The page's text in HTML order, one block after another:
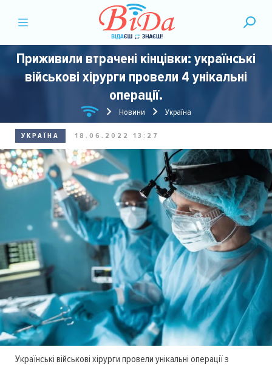
Приживили втрачені кінцівки: українські
військові хірурги провели 4 унікальні
операції.
Новини Україна
УКРАЇНА 18.06.2022 13:27
Українські військові хірурги провели унікальні операції з